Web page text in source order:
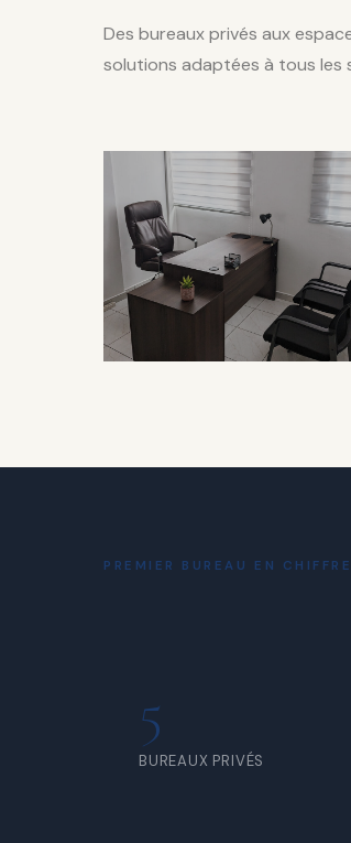
Des bureaux privés aux
solutions adaptées à tous les
Privé
PREMIER BUREAU EN
5
BUREAUX PRIVÉS